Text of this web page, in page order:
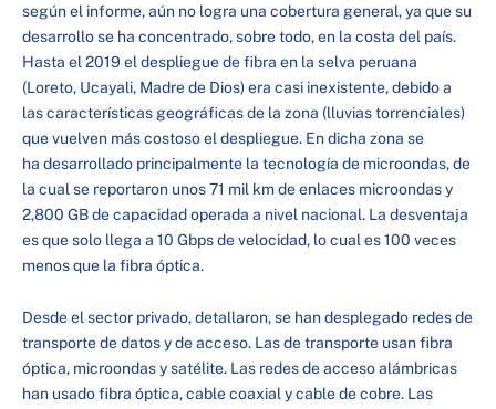
según el informe, aún no logra una cobertura general, ya que su
desarrollo se ha concentrado, sobre todo, en la costa del país.
Hasta el 2019 el despliegue de fibra en la selva peruana
(Loreto, Ucayali, Madre de Dios) era casi inexistente, debido a
las características geográficas de la zona (lluvias torrenciales)
que vuelven más costoso el despliegue. En dicha zona se
ha desarrollado principalmente la tecnología de microondas, de
la cual se reportaron unos 71 mil km de enlaces microondas y
2,800 GB de capacidad operada a nivel nacional. La desventaja
es que solo llega a 10 Gbps de velocidad, lo cual es 100 veces
menos que la fibra óptica.
Desde el sector privado, detallaron, se han desplegado redes de
transporte de datos y de acceso. Las de transporte usan fibra
óptica, microondas y satélite. Las redes de acceso alámbricas
han usado fibra óptica, cable coaxial y cable de cobre. Las